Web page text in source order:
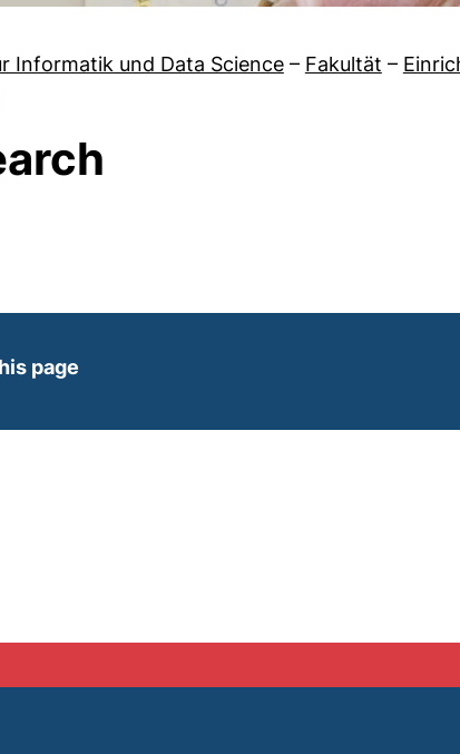
Informatik und Data Science – Fakultät –
page